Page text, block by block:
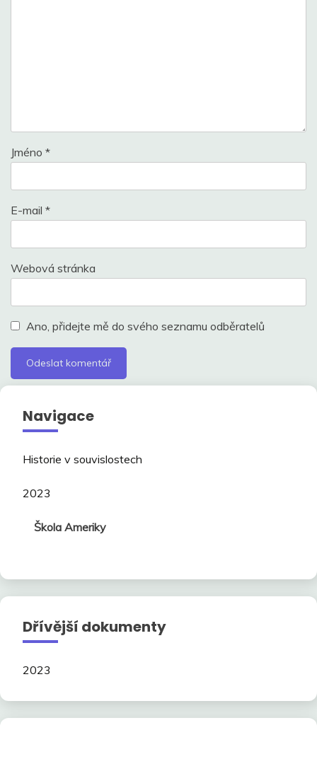
Jméno *
E-mail *
Webová stránka
Ano, přidejte mě do svého seznamu odběratelů
Navigace
Historie v souvislostech
2023
Škola Ameriky
Dřívější dokumenty
2023